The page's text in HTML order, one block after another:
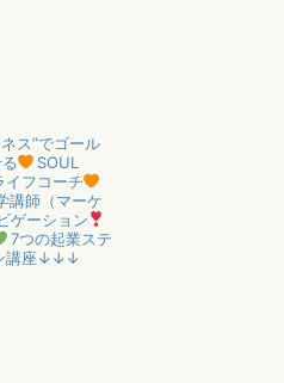
ス”でゴール
SOUL
イフコーチ
講師（マーケ
ゲーション
7つの起業ステ
講座↓↓↓